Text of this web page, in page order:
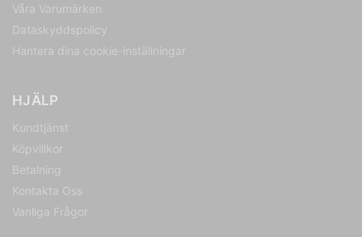
Våra Varumärken
Dataskyddspolicy
Hantera dina cookie-inställningar
HJÄLP
Kundtjänst
Köpvillkor
Betalning
Kontakta Oss
Vanliga Frågor